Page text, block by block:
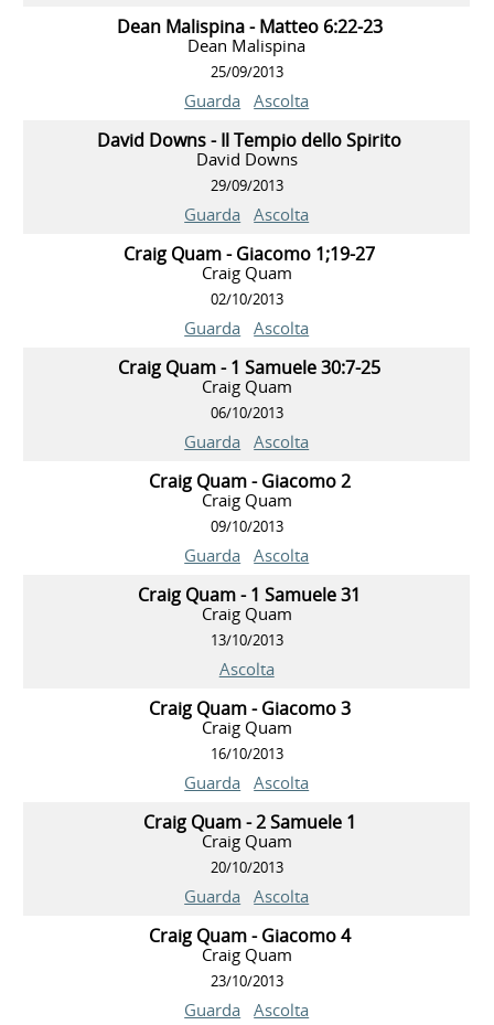
Dean Malispina - Matteo 6:22-23
Dean Malispina
25/09/2013
Guarda Ascolta
David Downs - Il Tempio dello Spirito
David Downs
29/09/2013
Guarda Ascolta
Craig Quam - Giacomo 1;19-27
Craig Quam
02/10/2013
Guarda Ascolta
Craig Quam - 1 Samuele 30:7-25
Craig Quam
06/10/2013
Guarda Ascolta
Craig Quam - Giacomo 2
Craig Quam
09/10/2013
Guarda Ascolta
Craig Quam - 1 Samuele 31
Craig Quam
13/10/2013
Ascolta
Craig Quam - Giacomo 3
Craig Quam
16/10/2013
Guarda Ascolta
Craig Quam - 2 Samuele 1
Craig Quam
20/10/2013
Guarda Ascolta
Craig Quam - Giacomo 4
Craig Quam
23/10/2013
Guarda Ascolta